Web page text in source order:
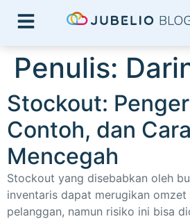
Penulis:
Stockout:
Contoh, dan Cara
Mencegah
Stockout yang disebabkan oleh
inventaris dapat merugikan
pelanggan, namun risiko ini bisa